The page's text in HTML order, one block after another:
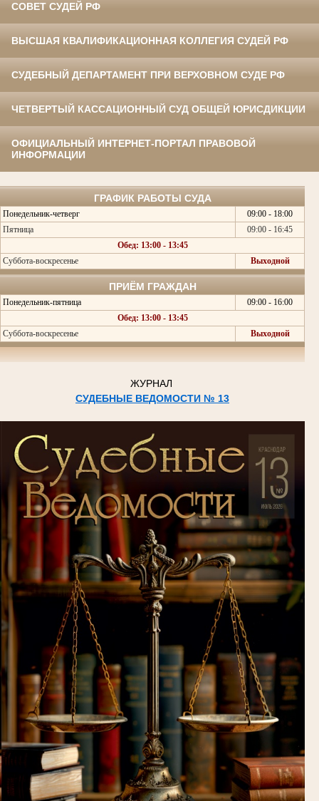
СОВЕТ СУДЕЙ РФ
ВЫСШАЯ КВАЛИФИКАЦИОННАЯ КОЛЛЕГИЯ СУДЕЙ РФ
СУДЕБНЫЙ ДЕПАРТАМЕНТ ПРИ ВЕРХОВНОМ СУДЕ РФ
ЧЕТВЕРТЫЙ КАССАЦИОННЫЙ СУД ОБЩЕЙ ЮРИСДИКЦИИ
ОФИЦИАЛЬНЫЙ ИНТЕРНЕТ-ПОРТАЛ ПРАВОВОЙ
ИНФОРМАЦИИ
ГРАФИК РАБОТЫ СУДА
Понедельник-четверг
09:00 - 18:00
Пятница
09:00 - 16:45
Обед: 13:00 - 13:45
Суббота-воскресенье
Выходной
ПРИЁМ ГРАЖДАН
Понедельник-пятница
09:00 - 16:00
Обед: 13:00 - 13:45
Суббота-воскресенье
Выходной
ЖУРНАЛ
СУДЕБНЫЕ ВЕДОМОСТИ № 13